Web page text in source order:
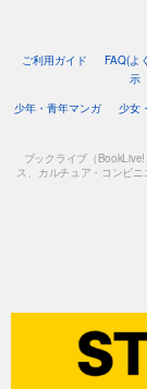
ご利用ガイド FAQ(よ
示
少年・青年マンガ
少女
ブックライブ（
ス、カルチュア・コンビ